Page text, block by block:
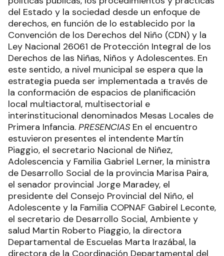
del Estado y la sociedad desde un enfoque de
derechos, en función de lo establecido por la
Convención de los Derechos del Niño (CDN) y la
Ley Nacional 26061 de Protección Integral de los
Derechos de las Niñas, Niños y Adolescentes. En
este sentido, a nivel municipal se espera que la
estrategia pueda ser implementada a través de
la conformación de espacios de planificación
local multiactoral, multisectorial e
interinstitucional denominados Mesas Locales de
Primera Infancia. PRESENCIAS En el encuentro
estuvieron presentes el intendente Martín
Piaggio, el secretario Nacional de Niñez,
Adolescencia y Familia Gabriel Lerner, la ministra
de Desarrollo Social de la provincia Marisa Paira,
el senador provincial Jorge Maradey, el
presidente del Consejo Provincial del Niño, el
Adolescente y la Familia COPNAF Gabirel Leconte,
el secretario de Desarrollo Social, Ambiente y
salud Martin Roberto Piaggio, la directora
Departamental de Escuelas Marta Irazábal, la
directora de la Coordinación Departamental del